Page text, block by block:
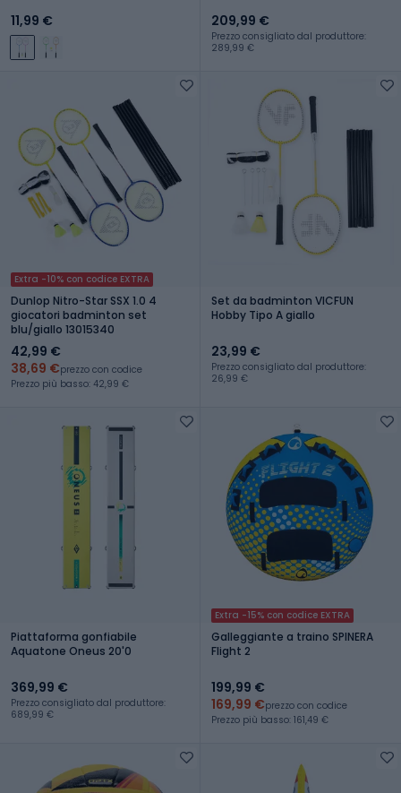
11,99 € 209,99 €
Prezzo consigliato dal produttore:
289,99 €
Extra -10% con codice EXTRA
Dunlop Nitro-Star SSX 1.0 4
giocatori badminton set
blu/giallo 13015340
42,99 €
38,69 €prezzo con codice
Prezzo più basso: 42,99 €
Set da badminton VICFUN
Hobby Tipo A giallo
23,99 €
Prezzo consigliato dal produttore:
26,99 €
Piattaforma gonfiabile
Aquatone Oneus 20'0
369,99 €
Prezzo consigliato dal produttore:
689,99 €
Extra -15% con codice EXTRA
Galleggiante a traino SPINERA
Flight 2
199,99 €
169,99 €prezzo con codice
Prezzo più basso: 161,49 €